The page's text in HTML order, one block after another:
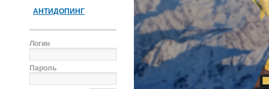
АНТИДОПИНГ
Логин
Пароль